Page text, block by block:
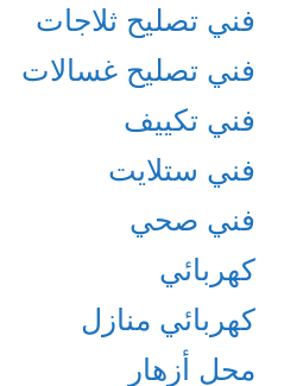
فني تصليح ثلاجات
فني تصليح غسالات
فني تكييف
فني ستلايت
فني صحي
كهربائي
كهربائي منازل
محل أزهار